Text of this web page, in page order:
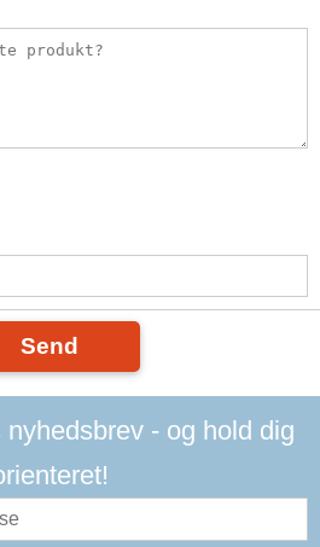
Send
- og hold dig